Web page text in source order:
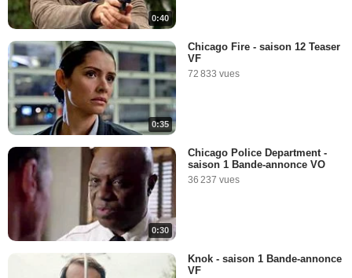
0:40
0:35
Chicago Fire - saison 12 Teaser
VF
72 833 vues
0:30
Chicago Police Department -
saison 1 Bande-annonce VO
36 237 vues
Knok - saison 1 Bande-annonce
VF